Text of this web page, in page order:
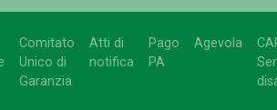
Comitato
Unico di
Garanzia
Atti di
notifica
Pago
PA
Agevola